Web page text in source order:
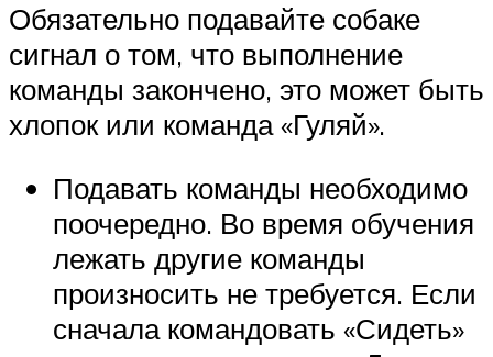
Обязательно подавайте собаке
сигнал о том, что выполнение
команды закончено, это может быть
хлопок или команда «Гуляй».
Подавать команды необходимо
поочередно. Во время обучения
лежать другие команды
произносить не требуется. Если
сначала командовать «Сидеть»